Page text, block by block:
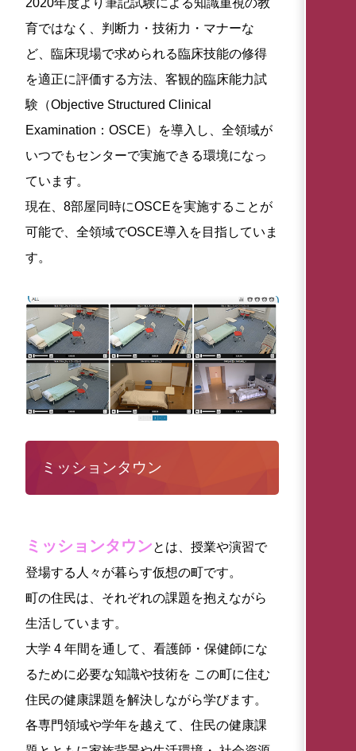
2020年度より筆記試験による知識重視の教
育ではなく、判断力・技術力・マナーな
ど、臨床現場で求められる臨床技能の修得
を適正に評価する方法、客観的臨床能力試
験（Objective Structured Clinical
Examination：OSCE）を導入し、全領域が
いつでもセンターで実施できる環境になっ
ています。
現在、8部屋同時にOSCEを実施することが
可能で、全領域でOSCE導入を目指していま
す。
ミッションタウン
ミッションタウンとは、授業や演習で
登場する人々が暮らす仮想の町です。
町の住民は、それぞれの課題を抱えながら
生活しています。
大学 4 年間を通して、看護師・保健師にな
るために必要な知識や技術を この町に住む
住民の健康課題を解決しながら学びます。
各専門領域や学年を越えて、住民の健康課